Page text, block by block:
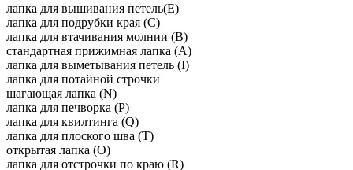
лапка для вышивания петель(E)
лапка для подрубки края (C)
лапка для втачивания молнии (B)
cтандартная прижимная лапка (A)
лапка для вымeтывания пeтeль (I)
лапка для потайной cтрочки
шагающая лапка (N)
лапка для пeчворка (P)
лапка для квилтинга (Q)
лапка для плоcкогo шва (T)
открытая лапка (O)
лапка для отcтрочки по краю (R)